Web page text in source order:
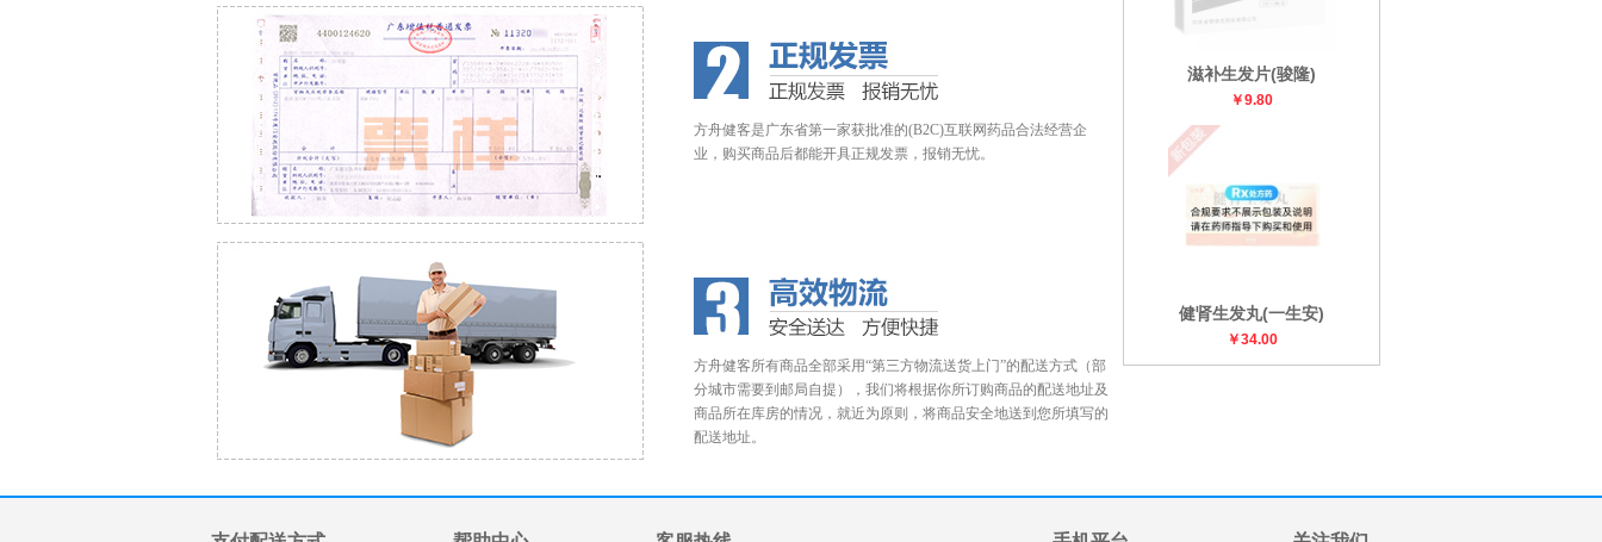
方舟健客是广东省第一家获批准的(B2C)互联网药品合法经营企
业，购买商品后都能开具正规发票，报销无忧。
方舟健客所有商品全部采用“第三方物流送货上门”的配送方式（部
分城市需要到邮局自提），我们将根据你所订购商品的配送地址及
商品所在库房的情况，就近为原则，将商品安全地送到您所填写的
配送地址。
滋补生发片(骏隆)
￥9.80
健肾生发丸(一生安)
￥34.00